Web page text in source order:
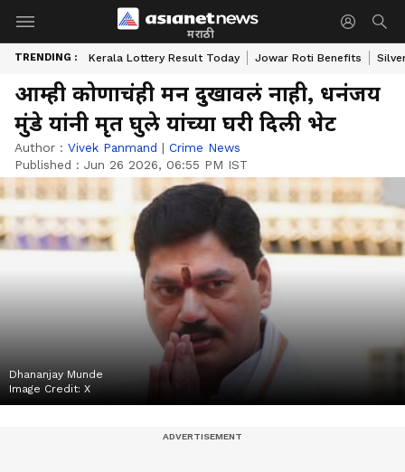
मराठी
TRENDING : Kerala Lottery Result Today Jowar Roti Benefits
आम्ही कोणाचंही मन दुखावलं नाही, धनंजय
मुंडे यांनी मृत घुले यांच्या घरी दिली भेट
Author : Vivek Panmand | Crime News
Published : Jun 26 2026, 06:55 PM IST
Dhananjay Munde
Image Credit: X